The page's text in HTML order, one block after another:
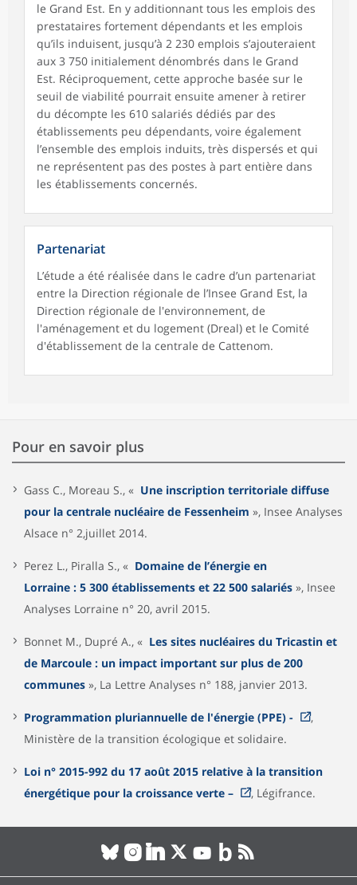
le Grand Est. En y additionnant tous les emplois des
prestataires fortement dépendants et les emplois
qu’ils induisent, jusqu’à 2 230 emplois s’ajouteraient
aux 3 750 initialement dénombrés dans le Grand
Est. Réciproquement, cette approche basée sur le
seuil de viabilité pourrait ensuite amener à retirer
du décompte les 610 salariés dédiés par des
établissements peu dépendants, voire également
l’ensemble des emplois induits, très dispersés et qui
ne représentent pas des postes à part entière dans
les établissements concernés.
Partenariat
L’étude a été réalisée dans le cadre d’un partenariat
entre la Direction régionale de l’Insee Grand Est, la
Direction régionale de l'environnement, de
l'aménagement et du logement (Dreal) et le Comité
d'établissement de la centrale de Cattenom.
Pour en savoir plus
Gass C., Moreau S., « Une inscription territoriale diffuse
pour la centrale nucléaire de Fessenheim », Insee Analyses
Alsace n° 2,juillet 2014.
Perez L., Piralla S., « Domaine de l’énergie en
Lorraine : 5 300 établissements et 22 500 salariés », Insee
Analyses Lorraine n° 20, avril 2015.
Bonnet M., Dupré A., « Les sites nucléaires du Tricastin et
de Marcoule : un impact important sur plus de 200
communes », La Lettre Analyses n° 188, janvier 2013.
Programmation pluriannuelle de l'énergie (PPE) -
,
Ministère de la transition écologique et solidaire.
Loi n° 2015-992 du 17 août 2015 relative à la transition
énergétique pour la croissance verte –
, Légifrance.